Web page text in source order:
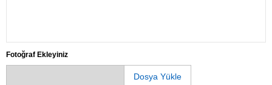
Fotoğraf Ekleyiniz
Dosya Yükle